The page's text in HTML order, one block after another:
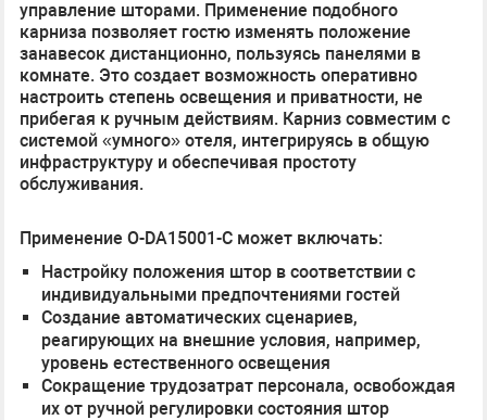
управление шторами. Применение подобного
карниза позволяет гостю изменять положение
занавесок дистанционно, пользуясь панелями в
комнате. Это создает возможность оперативно
настроить степень освещения и приватности, не
прибегая к ручным действиям. Карниз совместим с
системой «умного» отеля, интегрируясь в общую
инфраструктуру и обеспечивая простоту
обслуживания.
Применение O-DA15001-C может включать:
Настройку положения штор в соответствии с
индивидуальными предпочтениями гостей
Создание автоматических сценариев,
реагирующих на внешние условия, например,
уровень естественного освещения
Сокращение трудозатрат персонала, освобождая
их от ручной регулировки состояния штор